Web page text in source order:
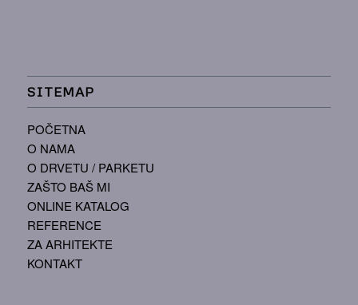
SITEMAP
POČETNA
O NAMA
O DRVETU / PARKETU
ZAŠTO BAŠ MI
ONLINE KATALOG
REFERENCE
ZA ARHITEKTE
KONTAKT